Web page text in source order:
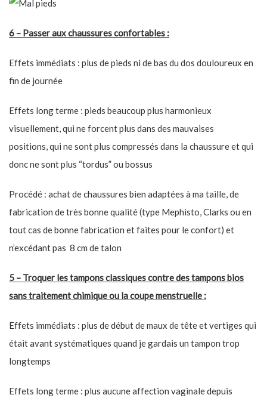
6 – Passer aux chaussures confortables :
Effets immédiats : plus de pieds ni de bas du dos douloureux en
fin de journée
Effets long terme : pieds beaucoup plus harmonieux
visuellement, qui ne forcent plus dans des mauvaises
positions, qui ne sont plus compressés dans la chaussure et qui
donc ne sont plus “tordus” ou bossus
Procédé : achat de chaussures bien adaptées à ma taille, de
fabrication de très bonne qualité (type Mephisto, Clarks ou en
tout cas de bonne fabrication et faites pour le confort) et
n’excédant pas 8 cm de talon
5 – Troquer les tampons classiques contre des tampons bios
sans traitement chimique ou la coupe menstruelle :
Effets immédiats : plus de début de maux de tête et vertiges qui
était avant systématiques quand je gardais un tampon trop
longtemps
Effets long terme : plus aucune affection vaginale depuis